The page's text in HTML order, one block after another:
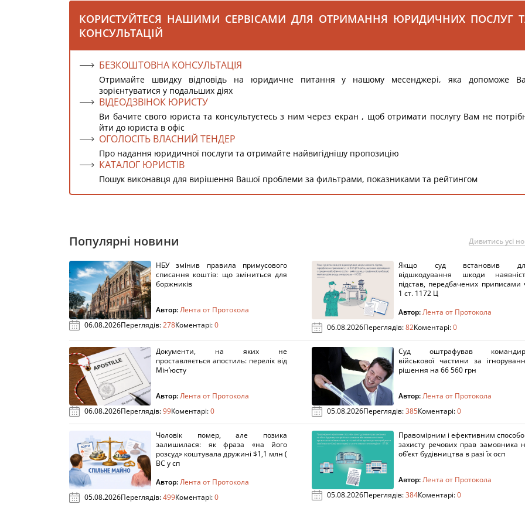
КОРИСТУЙТЕСЯ НАШИМИ СЕРВІСАМИ ДЛЯ ОТРИМАННЯ ЮРИДИЧНИХ ПОСЛУГ
КОНСУЛЬТАЦІЙ
БЕЗКОШТОВНА КОНСУЛЬТАЦІЯ
Отримайте швидку відповідь на юридичне питання у нашому месенджері, яка допоможе
зорієнтуватися у подальших діях
ВІДЕОДЗВІНОК ЮРИСТУ
Ви бачите свого юриста та консультуєтесь з ним через екран , щоб отримати послугу Вам не
йти до юриста в офіс
ОГОЛОСІТЬ ВЛАСНИЙ ТЕНДЕР
Про надання юридичної послуги та отримайте найвигіднішу пропозицію
КАТАЛОГ ЮРИСТІВ
Пошук виконавця для вирішення Вашої проблеми за фильтрами, показниками та рейтингом
Популярні новини Дивитись усі
НБУ змінив правила примусового
списання коштів: що зміниться для
боржників
Автор:Лента от Протокола
06.08.2026Переглядів:278Коментарі:0
Якщо суд встановив
відшкодування шкоди
підстав, передбачених приписами
1 ст. 1172 Ц
Автор:Лента от Протокола
06.08.2026Переглядів:82Коментарі:0
Документи, на яких не
проставляється апостиль: перелік від
Мін’юсту
Автор:Лента от Протокола
06.08.2026Переглядів:99Коментарі:0
Суд оштрафував
військової частини за
рішення на 66 560 грн
Автор:Лента от Протокола
05.08.2026Переглядів:385Коментарі:0
Чоловік помер, але позика
залишилася: як фраза «на його
розсуд» коштувала дружині $1,1 млн (
ВС у сп
Автор:Лента от Протокола
05.08.2026Переглядів:499Коментарі:0
Правомірним і ефективним
захисту речових прав замовника
об’єкт будівництва в разі їх осп
Автор:Лента от Протокола
05.08.2026Переглядів:384Коментарі:0